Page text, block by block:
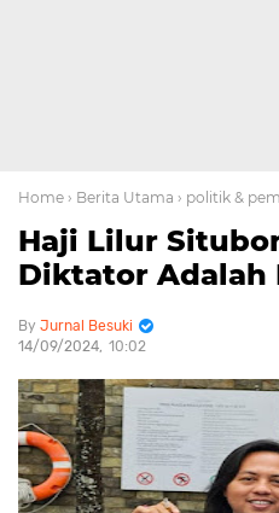
Home › Berita Utama › politik &
Haji Lilur
Diktator Adalah
Jurnal Besuki
14/09/2024 10:02